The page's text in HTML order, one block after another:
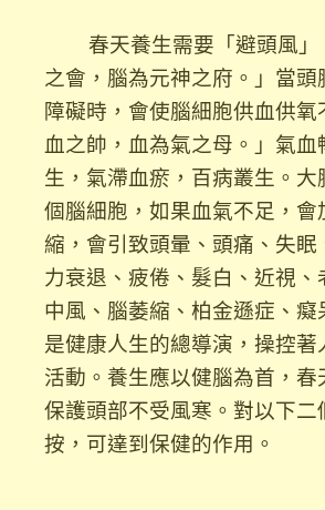
春天養生需要「避頭風」
之會，腦為元神之府。」當頭
障礙時，會使腦細胞供血供氧
血之帥，血為氣之母。」氣血
生，氣滯血瘀，百病叢生。大
個腦細胞，如果血氣不足，會
縮，會引致頭暈、頭痛、失眠
力衰退、疲倦、髮白、近視、
中風、腦萎縮、柏金遜症、癡
是健康人生的總導演，操控著
活動。養生應以健腦為首，春
保護頭部不受風寒。對以下二
按，可達到保健的作用。